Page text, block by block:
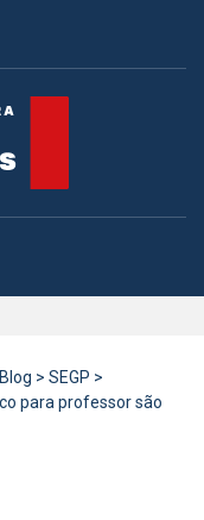
Blog > SEGP >
para professor são